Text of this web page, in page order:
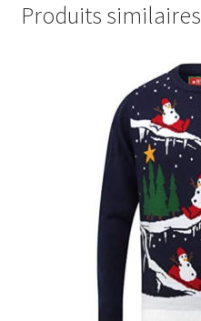
Produits similaires